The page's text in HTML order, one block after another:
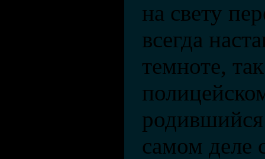
на свету
всегда
темноте,
самом деле